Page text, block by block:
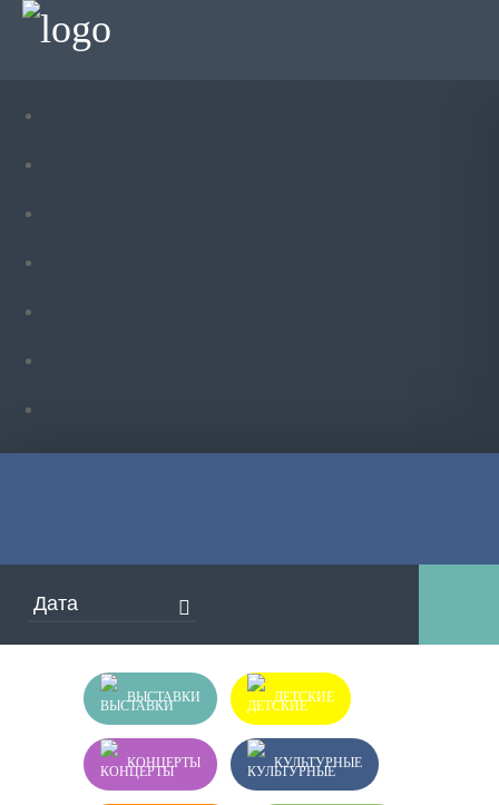
ВЫСТАВКИ ДЕТСКИЕ
КОНЦЕРТЫ КУЛЬТУРНЫЕ